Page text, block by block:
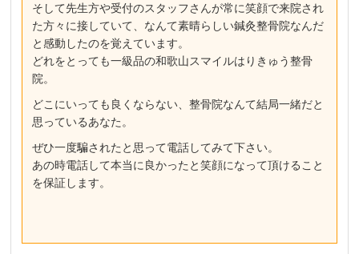
そして先生方や受付のスタッフさんが常に笑顔で来院され
た方々に接していて、なんて素晴らしい鍼灸整骨院なんだ
と感動したのを覚えています。
どれをとっても一級品の和歌山スマイルはりきゅう整骨
院。
どこにいっても良くならない、整骨院なんて結局一緒だと
思っているあなた。
ぜひ一度騙されたと思って電話してみて下さい。
あの時電話して本当に良かったと笑顔になって頂けること
を保証します。